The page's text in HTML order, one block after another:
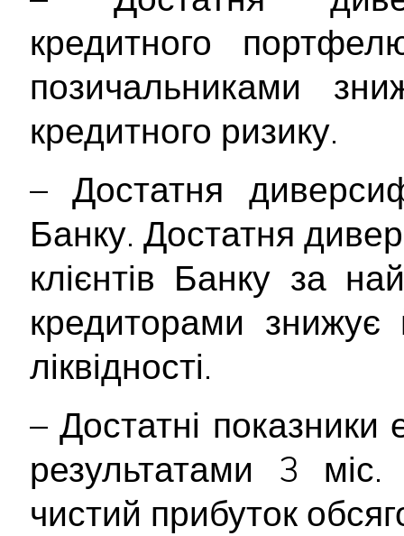
кредитного
позичальниками
кредитного ризику.
– Достатня
Банку. Достатня
клієнтів Банку за
кредиторами знижує
ліквідності.
– Достатні показники
результатами 3
чистий прибуток